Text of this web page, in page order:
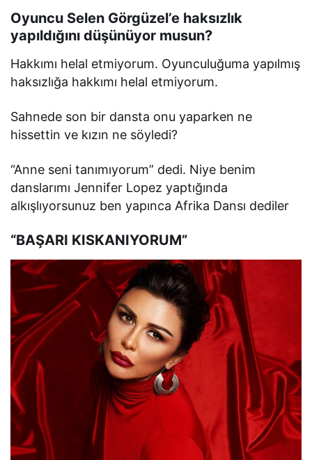
Oyuncu Selen Görgüzel’e haksızlık
yapıldığını düşünüyor musun?
Hakkımı helal etmiyorum. Oyunculuğuma yapılmış
haksızlığa hakkımı helal etmiyorum.
Sahnede son bir dansta onu yaparken ne
hissettin ve kızın ne söyledi?
“Anne seni tanımıyorum” dedi. Niye benim
danslarımı Jennifer Lopez yaptığında
alkışlıyorsunuz ben yapınca Afrika Dansı dediler
“BAŞARI KISKANIYORUM”